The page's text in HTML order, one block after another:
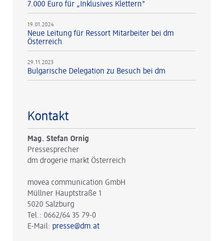
7.000 Euro für „Inklusives Klettern"
19.01.2024
Neue Leitung für Ressort Mitarbeiter bei dm
Österreich
29.11.2023
Bulgarische Delegation zu Besuch bei dm
Kontakt
Mag. Stefan Ornig
Pressesprecher
dm drogerie markt Österreich
movea communication GmbH
Müllner Hauptstraße 1
5020 Salzburg
Tel.: 0662/64 35 79-0
E-Mail: presse@dm.at